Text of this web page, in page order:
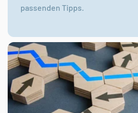
passenden Tipps.